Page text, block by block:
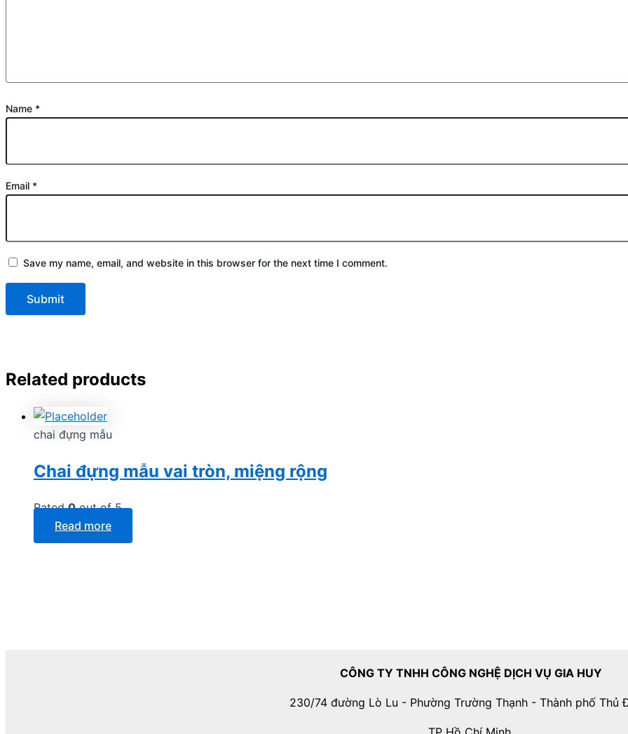
Name *
Email *
Save my name, email, and website in this browser for the next time I comment.
Related products
chai đựng mẫu
Chai đựng mẫu vai tròn, miệng rộng
Rated0out of 5
Read more
CÔNG TY TNHH CÔNG NGHỆ DỊCH VỤ GIA HUY
230/74 đường Lò Lu - Phường Trường Thạnh - Thành phố Thủ